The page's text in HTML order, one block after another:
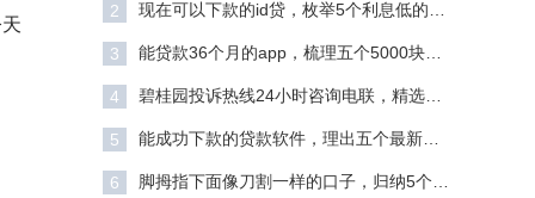
2
3
4
5
6